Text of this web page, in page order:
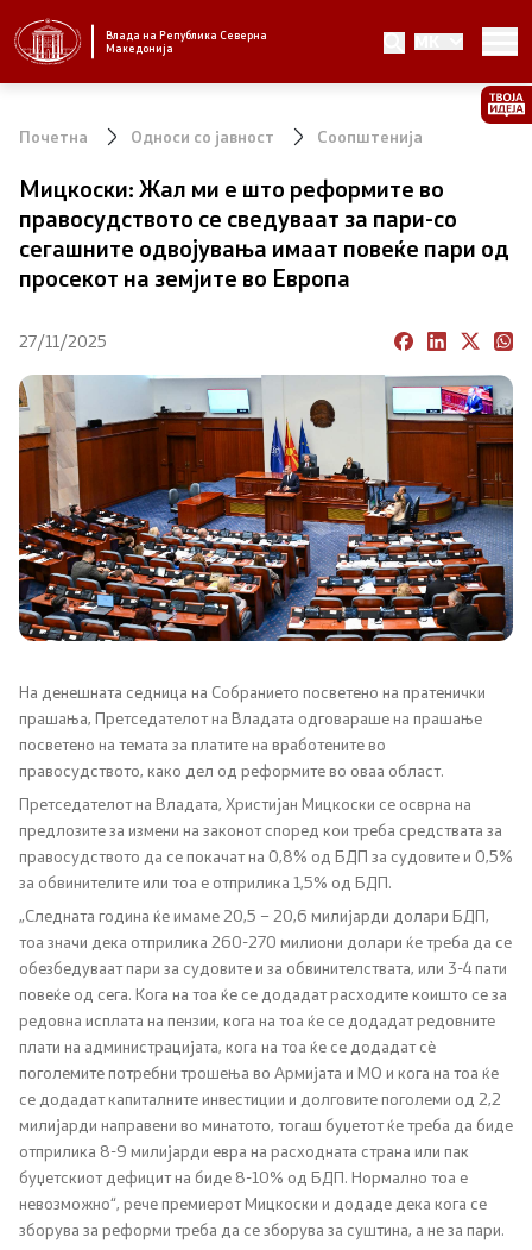
Влада на Република Северна
Македонија
MK
Стратешки приоритети и програма
Завршени планови
Стратешки план на Генералниот секретаријат
Национални стратегии
Влада
Претседател на Владата
Канцеларија на Претседателот на Владата
Заменици на Претседателот на Владата
Министерства
СОЗР
Комисии
Национални координатори
Генерален Секретаријат
Односи со јавност
Канцеларија на портпарол
Медија центар
Почетна Односи со јавност Соопштенија
Мицкоски: Жал ми е што реформите во
правосудството се сведуваат за пари-со
сегашните одвојувања имаат повеќе пари од
просекот на земјите во Европа
27/11/2025
На денешната седница на Собранието посветено на пратенички
прашања, Претседателот на Владата одговараше на прашање
посветено на темата за платите на вработените во
правосудството, како дел од реформите во оваа област.
Претседателот на Владата, Христијан Мицкоски се осврна на
предлозите за измени на законот според кои треба средствата за
правосудството да се покачат на 0,8% од БДП за судовите и 0,5%
за обвинителите или тоа е отприлика 1,5% од БДП.
„Следната година ќе имаме 20,5 – 20,6 милијарди долари БДП,
тоа значи дека отприлика 260-270 милиони долари ќе треба да се
обезбедуваат пари за судовите и за обвинителствата, или 3-4 пати
повеќе од сега. Кога на тоа ќе се додадат расходите коишто се за
редовна исплата на пензии, кога на тоа ќе се додадат редовните
плати на администрацијата, кога на тоа ќе се додадат сѐ
поголемите потребни трошења во Армијата и МО и кога на тоа ќе
се додадат капиталните инвестиции и долговите поголеми од 2,2
милијарди направени во минатото, тогаш буџетот ќе треба да биде
отприлика 8-9 милијарди евра на расходната страна или пак
буџетскиот дефицит на биде 8-10% од БДП. Нормално тоа е
невозможно“, рече премиерот Мицкоски и додаде дека кога се
зборува за реформи треба да се зборува за суштина, а не за пари.